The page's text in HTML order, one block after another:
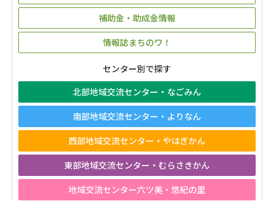
補助金・助成金情報
情報誌まちのワ！
センター別で探す
北部地域交流センター・なごみん
南部地域交流センター・よりなん
西部地域交流センター・やはぎかん
東部地域交流センター・むらさきかん
地域交流センター六ツ美・悠紀の里